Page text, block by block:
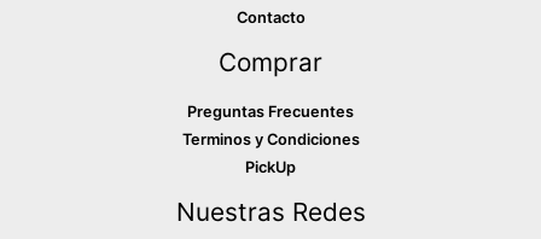
Contacto
Comprar
Preguntas Frecuentes
Terminos y Condiciones
PickUp
Nuestras Redes